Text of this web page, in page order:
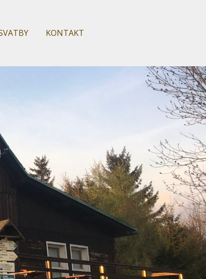
KONTAKT